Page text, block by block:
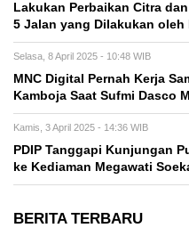
Lakukan Perbaikan Citra
5 Jalan yang Dilakukan oleh
Selasa, 8 April 2025 - 10:48 WIB
MNC Digital Pernah Kerja
Kamboja Saat Sufmi Dasco
Kamis, 3 April 2025 - 14:36 WIB
PDIP Tanggapi Kunjungan
ke Kediaman Megawati
BERITA TERBARU